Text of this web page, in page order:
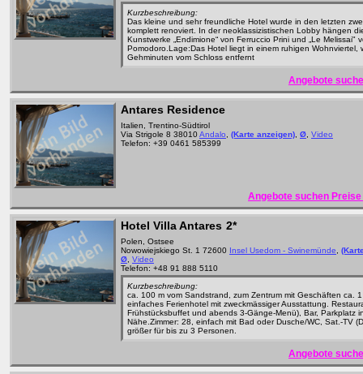
Kurzbeschreibung:
Das kleine und sehr freundliche Hotel wurde in den letzten
komplett renoviert. In der neoklassizistischen Lobby hängen
Kunstwerke „Endimione“ von Ferruccio Prini und „Le Melissai"
Pomodoro.Lage:Das Hotel liegt in einem ruhigen Wohnviertel,
Gehminuten vom Schloss entfernt
Angebote
Antares Residence
Italien, Trentino-Südtirol
Via Strigole 8 38010Andalo (Karte anzeigen) Ø Video
Telefon: +39 0461 585399
Angebote suchen
Hotel Villa Antares 2*
Polen, Ostsee
Nowowiejskiego St. 1 72600 Insel Usedom - Swinemünde
Ø Video
Telefon: +48 91 888 5110
Kurzbeschreibung:
ca. 100 m vom Sandstrand, zum Zentrum mit Geschäften ca.
einfaches Ferienhotel mit zweckmässiger Ausstattung.
Frühstücksbuffet und abends 3-Gänge-Menü), Bar, Parkplatz
Nähe.Zimmer: 28, einfach mit Bad oder Dusche/WC, Sat.-TV
größer für bis zu 3 Personen.
Angebote